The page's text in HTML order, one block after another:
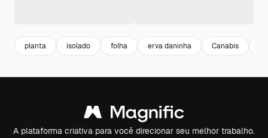
planta isolado folha erva daninha Canabis
A plataforma criativa para você direcionar seu melhor trabalho.